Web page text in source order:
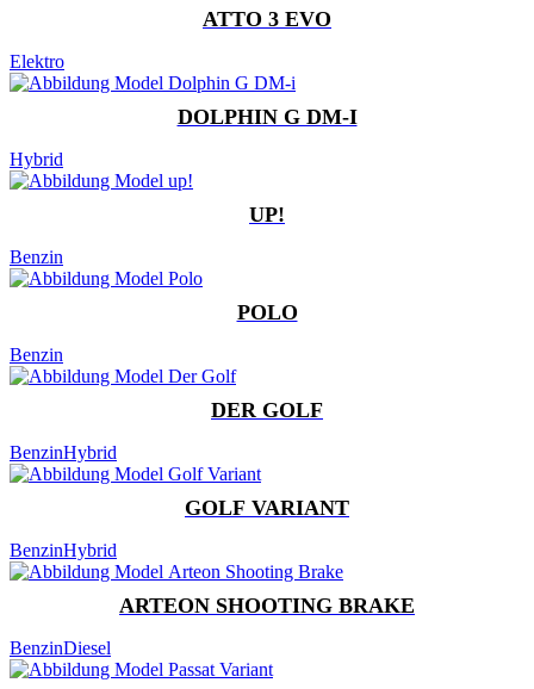
ATTO 3 EVO
Elektro
DOLPHIN G DM-I
Hybrid
UP!
Benzin
POLO
Benzin
DER GOLF
BenzinHybrid
GOLF VARIANT
BenzinHybrid
ARTEON SHOOTING BRAKE
BenzinDiesel